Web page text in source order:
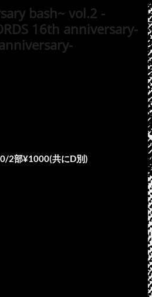
bash~ vol.2 -
16th anniversary-
2部¥1000(共にD別)